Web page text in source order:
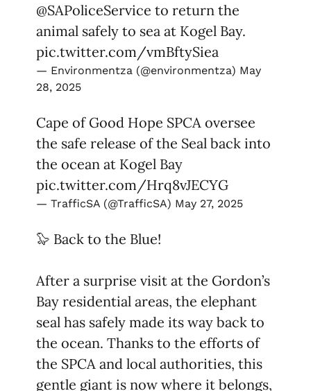
@SAPoliceService to return the
animal safely to sea at Kogel Bay.
pic.twitter.com/vmBftySiea
— Environmentza (@environmentza) May
28, 2025
Cape of Good Hope SPCA oversee
the safe release of the Seal back into
the ocean at Kogel Bay
pic.twitter.com/Hrq8vJECYG
— TrafficSA (@TrafficSA) May 27, 2025
🦭 Back to the Blue!
After a surprise visit at the Gordon’s
Bay residential areas, the elephant
seal has safely made its way back to
the ocean. Thanks to the efforts of
the SPCA and local authorities, this
gentle giant is now where it belongs,